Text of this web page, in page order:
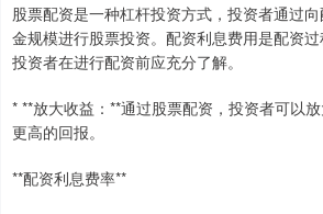
股票配资是一种杠杆投资方式，投资者通过
金规模进行股票投资。配资利息费用是配资过
投资者在进行配资前应充分了解。
* **放大收益：**通过股票配资，投资者可以
更高的回报。
**配资利息费率**